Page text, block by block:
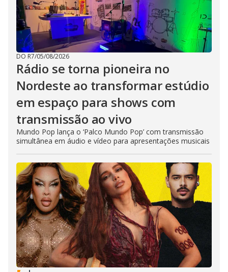
DO R7/05/08/2026
Rádio se torna pioneira no
Nordeste ao transformar estúdio
em espaço para shows com
transmissão ao vivo
Mundo Pop lança o ‘Palco Mundo Pop’ com transmissão
simultânea em áudio e vídeo para apresentações musicais